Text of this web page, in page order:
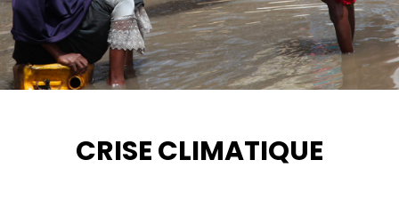
CRISE CLIMATIQUE